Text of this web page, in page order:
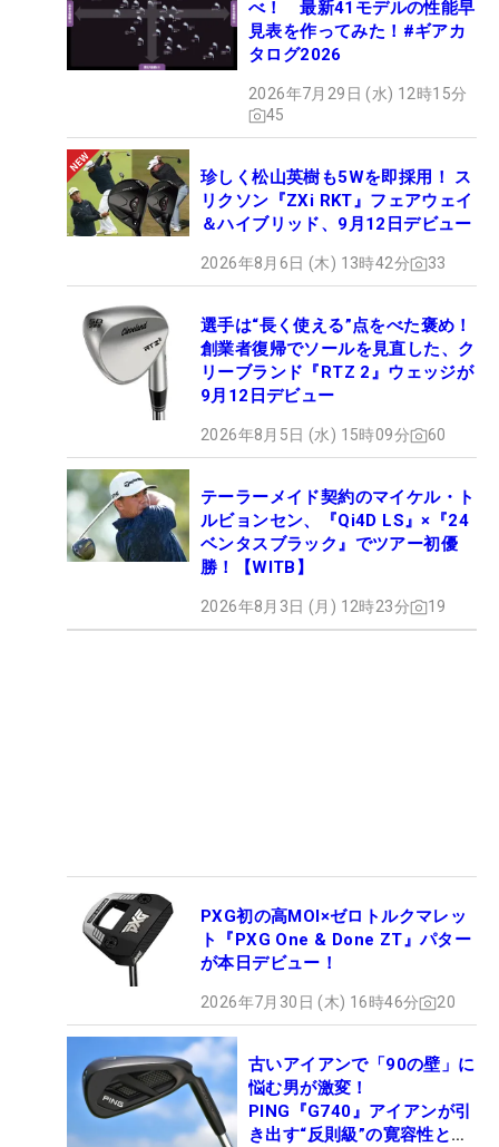
べ！ 最新41モデルの性能早
見表を作ってみた！#ギアカ
タログ2026
2026年7月29日 (水) 12時15分
45
珍しく松山英樹も5Wを即採用！ ス
リクソン『ZXi RKT』フェアウェイ
＆ハイブリッド、9月12日デビュー
2026年8月6日 (木) 13時42分 33
選手は“長く使える”点をべた褒め！
創業者復帰でソールを見直した、ク
リーブランド『RTZ 2』ウェッジが
9月12日デビュー
2026年8月5日 (水) 15時09分 60
テーラーメイド契約のマイケル・ト
ルビョンセン、『Qi4D LS』×『24
ベンタスブラック』でツアー初優
勝！【WITB】
2026年8月3日 (月) 12時23分 19
PXG初の高MOI×ゼロトルクマレッ
ト『PXG One & Done ZT』パター
が本日デビュー！
2026年7月30日 (木) 16時46分 20
古いアイアンで「90の壁」に
悩む男が激変！
PING『G740』アイアンが引
き出す“反則級”の寛容性と飛